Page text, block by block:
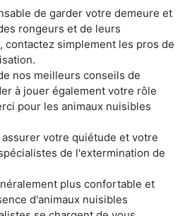
de garder votre demeure et
rongeurs et de leurs
contactez simplement les pros de
nos meilleurs conseils de
à jouer également votre rôle
pour les animaux nuisibles
votre quiétude et votre
de l'extermination de
plus confortable et
d'animaux nuisibles